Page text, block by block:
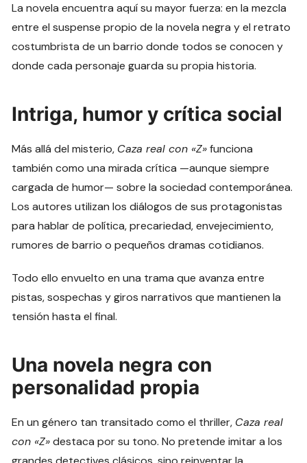
La novela encuentra aquí su mayor fuerza: en la mezcla
entre el suspense propio de la novela negra y el retrato
costumbrista de un barrio donde todos se conocen y
donde cada personaje guarda su propia historia.
Intriga, humor y crítica social
Más allá del misterio, Caza real con «Z»funciona
también como una mirada crítica —aunque siempre
cargada de humor— sobre la sociedad contemporánea.
Los autores utilizan los diálogos de sus protagonistas
para hablar de política, precariedad, envejecimiento,
rumores de barrio o pequeños dramas cotidianos.
Todo ello envuelto en una trama que avanza entre
pistas, sospechas y giros narrativos que mantienen la
tensión hasta el final.
Una novela negra con
personalidad propia
En un género tan transitado como el thriller, Caza real
con «Z»destaca por su tono. No pretende imitar a los